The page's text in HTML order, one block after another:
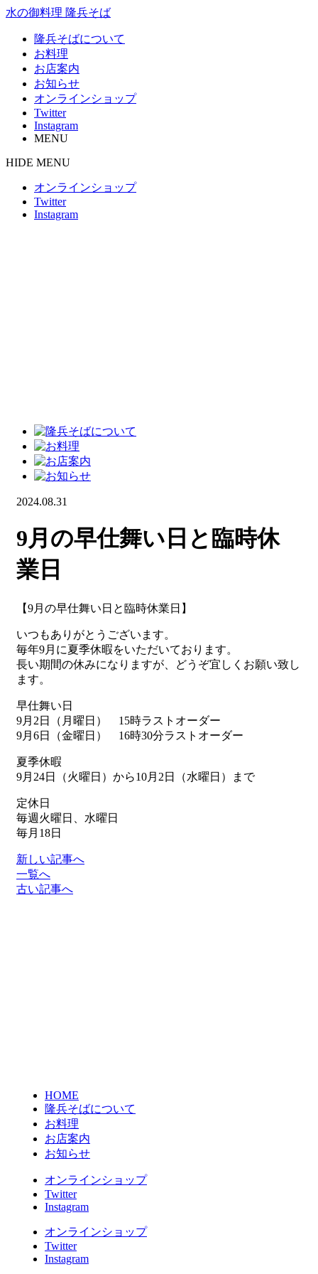
水の御料理 隆兵そば
隆兵そばについて
お料理
お店案内
お知らせ
オンラインショップ
Twitter
Instagram
MENU
HIDE MENU
オンラインショップ
Twitter
Instagram
2024.08.31
9月の早仕舞い日と臨時休
業日
【9月の早仕舞い日と臨時休業日】
いつもありがとうございます。
毎年9月に夏季休暇をいただいております。
長い期間の休みになりますが、どうぞ宜しくお願い致し
ます。
早仕舞い日
9月2日（月曜日） 15時ラストオーダー
9月6日（金曜日） 16時30分ラストオーダー
夏季休暇
9月24日（火曜日）から10月2日（水曜日）まで
定休日
毎週火曜日、水曜日
毎月18日
新しい記事へ
一覧へ
古い記事へ
HOME
隆兵そばについて
お料理
お店案内
お知らせ
オンラインショップ
Twitter
Instagram
オンラインショップ
Twitter
Instagram